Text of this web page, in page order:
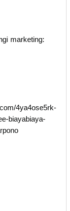
marketing:
4ya4ose5rk-
biayabiaya-